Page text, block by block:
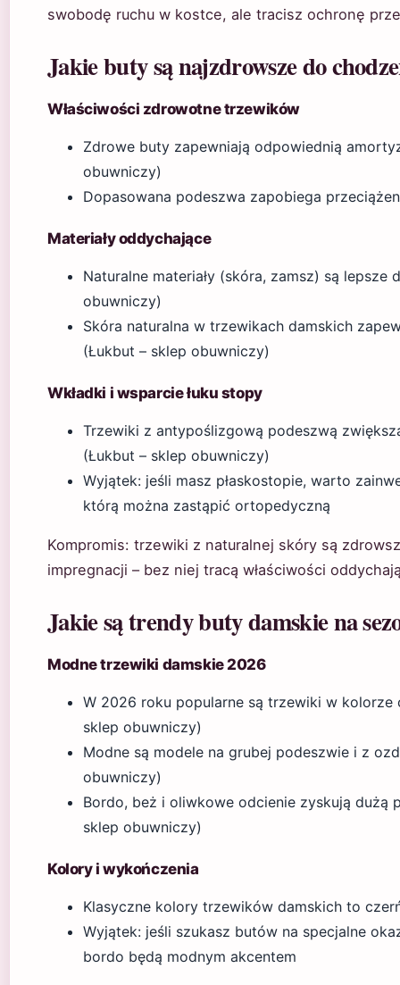
swobodę ruchu w kostce, ale tracisz ochronę
Jakie buty są najzdrowsze do
Właściwości zdrowotne trzewików
Zdrowe buty zapewniają odpowiednią
obuwniczy)
Dopasowana podeszwa zapobiega
Materiały oddychające
Naturalne materiały (skóra, zamsz) są
obuwniczy)
Skóra naturalna w trzewikach damskich
(Łukbut – sklep obuwniczy)
Wkładki i wsparcie łuku stopy
Trzewiki z antypoślizgową podeszwą
(Łukbut – sklep obuwniczy)
Wyjątek: jeśli masz płaskostopie, warto
którą można zastąpić ortopedyczną
Kompromis: trzewiki z naturalnej skóry są
impregnacji – bez niej tracą właściwości
Jakie są trendy buty damskie na
Modne trzewiki damskie 2026
W 2026 roku popularne są trzewiki w
sklep obuwniczy)
Modne są modele na grubej podeszwie i z
obuwniczy)
Bordo, beż i oliwkowe odcienie zyskują dużą
sklep obuwniczy)
Kolory i wykończenia
Klasyczne kolory trzewików damskich to
Wyjątek: jeśli szukasz butów na specjalne
bordo będą modnym akcentem